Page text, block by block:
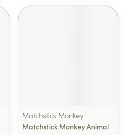
Matchstick Monkey
Matchstick Monkey Animal